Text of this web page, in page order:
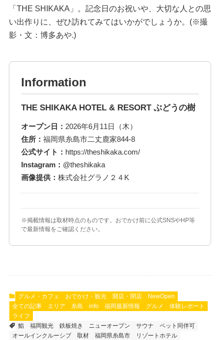
「THE SHIKAKA」。記念日のお祝いや、大切な人との思
い出作りに、ぜひ訪れてみてはいかがでしょうか。(※撮
影・文：博多あや.)
Information
THE SHIKAKA HOTEL & RESORT ぶどうの樹
オープン日： 2026年6月11日（木）
住所： 福岡県糸島市二丈鹿家844-8
公式サイト： https://theshikaka.com/
Instagram： @theshikaka
画像提供： 株式会社グラノ２４K
※掲載情報は取材時点のものです。おでかけ前に公式SNSやHP等
で最新情報をご確認ください。
グルメ・カフェ おでかけ・観光 開店・閉店
NewOpen
全ての記事
エリア 糸島 info 福岡最新情報 グルメ
体験レポート
ライフ
鮨
福岡観光 鉄板焼き ニューオープン サウナ
ペット同伴可
オールインクルーシブ
取材 福岡県糸島市 リゾートホテル